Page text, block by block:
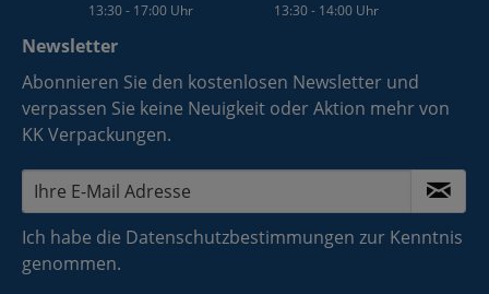
13:30 - 17:00 Uhr
13:30 - 14:00 Uhr
Newsletter
Abonnieren Sie den kostenlosen Newsletter und
verpassen Sie keine Neuigkeit oder Aktion mehr von
KK Verpackungen.
Ich habe die Datenschutzbestimmungen zur Kenntnis
genommen.